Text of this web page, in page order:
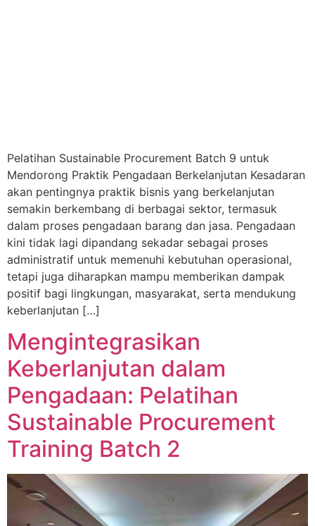
Pelatihan Sustainable Procurement Batch 9 untuk
Mendorong Praktik Pengadaan Berkelanjutan Kesadaran
akan pentingnya praktik bisnis yang berkelanjutan
semakin berkembang di berbagai sektor, termasuk
dalam proses pengadaan barang dan jasa. Pengadaan
kini tidak lagi dipandang sekadar sebagai proses
administratif untuk memenuhi kebutuhan operasional,
tetapi juga diharapkan mampu memberikan dampak
positif bagi lingkungan, masyarakat, serta mendukung
keberlanjutan […]
Mengintegrasikan
Keberlanjutan dalam
Pengadaan: Pelatihan
Sustainable Procurement
Training Batch 2